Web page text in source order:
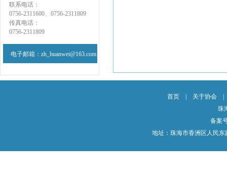
联系电话：
0756-2311600、0756-2311809
传真电话：
0756-2311809
电子邮箱：zh_huanwei@163.com
首页 关于协会
珠
备案
地址：珠海市香洲区人民东